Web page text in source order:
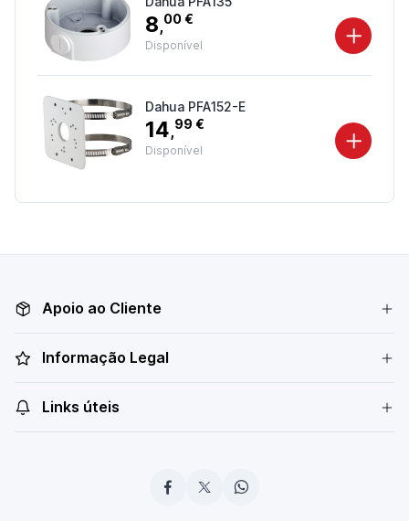
8,00 €
Disponível
Dahua PFA152-E
14,99 €
Disponível
Apoio ao Cliente
Informação Legal
Links úteis